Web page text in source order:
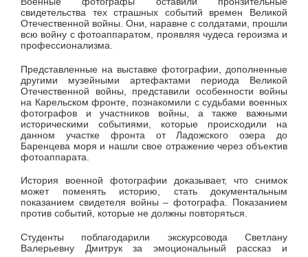
свидетельства тех страшных событий времен Великой
Отечественной войны. Они, наравне с солдатами, прошли
всю войну с фотоаппаратом, проявляя чудеса героизма и
профессионализма.
Представленные на выставке фотографии, дополненные
другими музейными артефактами периода Великой
Отечественной войны, представили особенности войны
на Карельском фронте, познакомили с судьбами военных
фотографов и участников войны, а также важными
историческими событиями, которые происходили на
данном участке фронта от Ладожского озера до
Баренцева моря и нашли свое отражение через объектив
фотоаппарата.
История военной фотографии доказывает, что снимок
может поменять историю, стать документальным
показанием свидетеля войны – фотографа. Показанием
против событий, которые не должны повторяться.
Студенты поблагодарили экскурсовода Светлану
Валерьевну Дмитрук за эмоциональный рассказ и